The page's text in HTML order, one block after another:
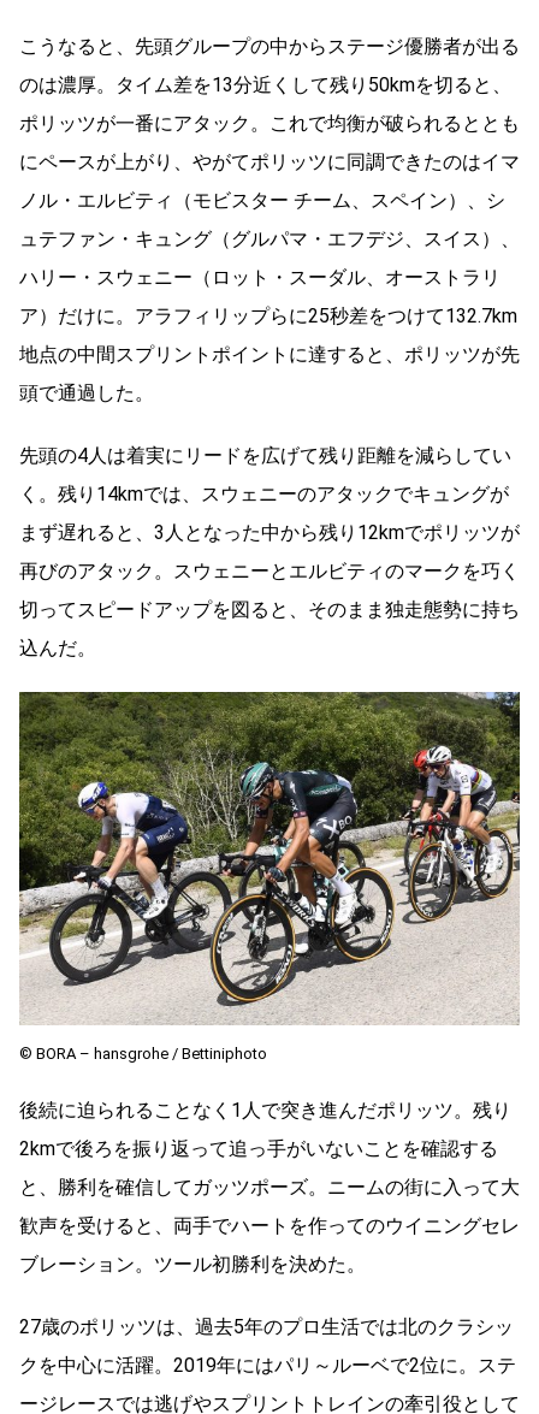
こうなると、先頭グループの中からステージ優勝者が出る
のは濃厚。タイム差を13分近くして残り 50kmを切ると、
ポリッツが一番にアタック。これで均衡が破られるととも
にペースが上がり、やがてポリッツに同調できたのはイマ
ノル・エルビティ（モビスター チーム、スペイン）、シ
ュテファン・キュング（グルパマ・エフデジ、スイス）、
ハリー・スウェニー（ロット・スーダル、オーストラリ
ア）だけに。アラフィリップらに25秒差をつけて132.7km
地点の中間スプリントポイントに達すると、ポリッツが先
頭で通過した。
先頭の4人は着実にリードを広げて残り距離を減らしてい
く。残り 14kmでは、スウェニーのアタックでキュングが
まず遅れると、 3 人となった中から残り 12kmでポリッツが
再びのアタック。スウェニーとエルビティのマークを巧く
切ってスピードアップを図ると、そのまま独走態勢に持ち
込んだ。
© BORA – hansgrohe / Bettiniphoto
後続に迫られることなく 1 人で突き進んだポリッツ。残り
2kmで後ろを振り返って追っ手がいないことを確認する
と、勝利を確信してガッツポーズ。ニームの街に入って大
歓声を受けると、両手でハートを作ってのウイニングセレ
ブレーション。ツール初勝利を決めた。
27歳のポリッツは、過去5年のプロ生活では北のクラシッ
クを中心に活躍。 2019年にはパリ～ルーベで2位に。ステ
ージレースでは逃げやスプリントトレインの牽引役として